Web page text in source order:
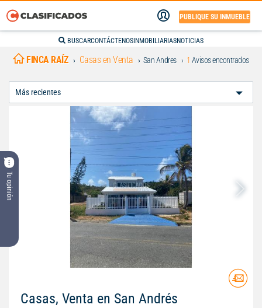
PUBLIQUE SU INMUEBLE
BUSCARCONTÁCTENOS INMOBILIARIASNOTICIAS
Tu opinión
FINCA RAÍZ Casas en Venta San Andres 1 Avisos encontrados
Casas, Venta en San Andrés